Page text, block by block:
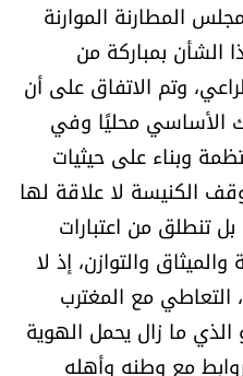
المطارنة الموارنة
الشأن بمباركة من
وتم الاتفاق على أن
الأساسي محليًا وفي
وبناء على حيثيات
الكنيسة لا علاقة لها
تنطلق من اعتبارات
والتوازن، إذ لا
التعاطي مع المغترب
ما زال يحمل الهوية
مع وطنه وأهله